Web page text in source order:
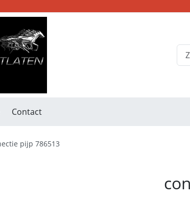
Contact
pijp 786513